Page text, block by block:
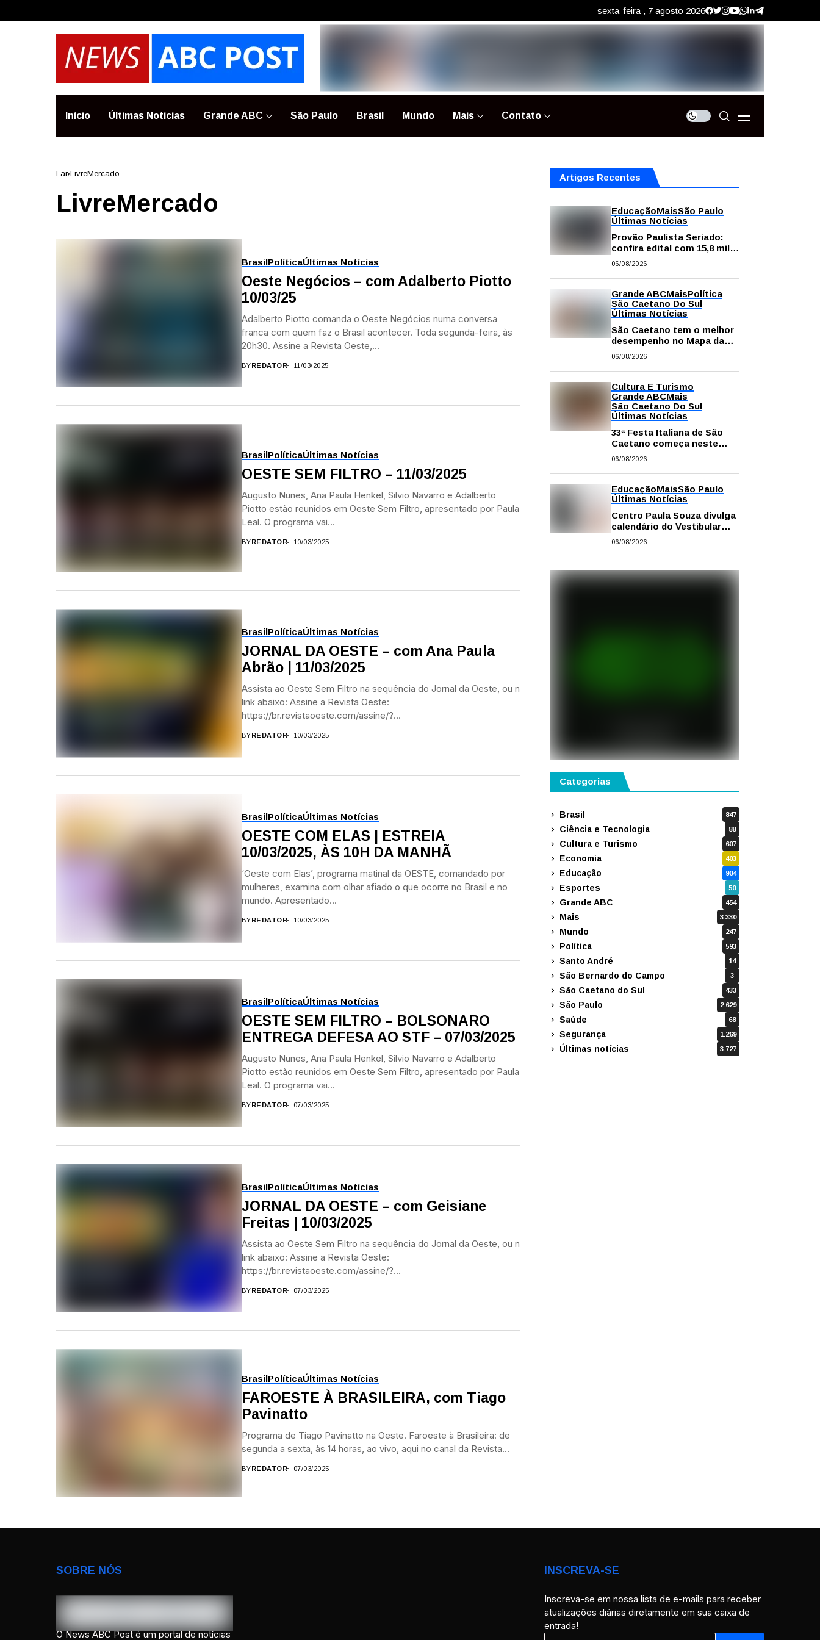
sexta-feira , 7 agosto 2026
Início Últimas Notícias Grande ABC São Paulo Brasil Mundo Mais Contato
Lar LivreMercado
LivreMercado
BrasilPolíticaÚltimas Notícias
Oeste Negócios – com Adalberto Piotto
10/03/25
Adalberto Piotto comanda o Oeste Negócios numa conversa
franca com quem faz o Brasil acontecer. Toda segunda-feira, às
20h30. Assine a Revista Oeste,...
BYREDATOR 11/03/2025
BrasilPolíticaÚltimas Notícias
OESTE SEM FILTRO – 11/03/2025
Augusto Nunes, Ana Paula Henkel, Silvio Navarro e Adalberto
Piotto estão reunidos em Oeste Sem Filtro, apresentado por Paula
Leal. O programa vai...
BY REDATOR 10/03/2025
BrasilPolíticaÚltimas Notícias
JORNAL DA OESTE – com Ana Paula
Abrão | 11/03/2025
Assista ao Oeste Sem Filtro na sequência do Jornal da Oeste, ou no
link abaixo: Assine a Revista Oeste:
https://br.revistaoeste.com/assine/?
BYREDATOR 10/03/2025
BrasilPolíticaÚltimas Notícias
OESTE COM ELAS | ESTREIA
10/03/2025, ÀS 10H DA MANHÃ
‘Oeste com Elas’, programa matinal da OESTE, comandado por
mulheres, examina com olhar afiado o que ocorre no Brasil e no
mundo. Apresentado...
BYREDATOR 10/03/2025
BrasilPolíticaÚltimas Notícias
OESTE SEM FILTRO – BOLSONARO
ENTREGA DEFESA AO STF – 07/03/2025
Augusto Nunes, Ana Paula Henkel, Silvio Navarro e Adalberto
Piotto estão reunidos em Oeste Sem Filtro, apresentado por Paula
Leal. O programa vai...
BY REDATOR 07/03/2025
BrasilPolíticaÚltimas Notícias
JORNAL DA OESTE – com Geisiane
Freitas | 10/03/2025
Assista ao Oeste Sem Filtro na sequência do Jornal da Oeste, ou no
link abaixo: Assine a Revista Oeste:
https://br.revistaoeste.com/assine/?
BYREDATOR 07/03/2025
BrasilPolíticaÚltimas Notícias
FAROESTE À BRASILEIRA, com Tiago
Pavinatto
Programa de Tiago Pavinatto na Oeste. Faroeste à Brasileira: de
segunda a sexta, às 14 horas, ao vivo, aqui no canal da Revista...
BYREDATOR 07/03/2025
Artigos Recentes
EducaçãoMaisSão Paulo
Últimas Notícias
Provão Paulista Seriado:
confira edital com 15,8 mil
vagas para ensino superior
06/08/2026
Grande ABCMaisPolítica
São Caetano Do Sul
Últimas Notícias
São Caetano tem o melhor
desempenho no Mapa da
Desigualdade da Grande SP
06/08/2026
Cultura E Turismo
Grande ABCMais
São Caetano Do Sul
Últimas Notícias
33ª Festa Italiana de São
Caetano começa neste
sábado com mais barracas
e atrações
06/08/2026
EducaçãoMaisSão Paulo
Últimas Notícias
Centro Paula Souza divulga
calendário do Vestibular
das Fatecs para o primeiro
06/08/2026
Categorias
Brasil 847
Ciência e Tecnologia 88
Cultura e Turismo 607
Economia 403
Educação 904
Esportes 50
Grande ABC 454
Mais 3.330
Mundo 247
Política 593
Santo André 14
São Bernardo do Campo 3
São Caetano do Sul 433
São Paulo 2.629
Saúde 68
Segurança 1.269
Últimas notícias 3.727
SOBRE NÓS
O News ABC Post é um portal de notícias
INSCREVA-SE
Inscreva-se em nossa lista de e-mails para receber
atualizações diárias diretamente em sua caixa de
entrada!